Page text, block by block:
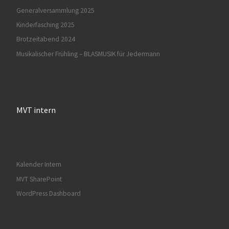
Generalversammlung 2025
Kinderfasching 2025
Brotzeitabend 2024
Musikalischer Frühling – BLASMUSIK für Jedermann
MVT intern
Kalender Intern
MVT SharePoint
WordPress Dashboard